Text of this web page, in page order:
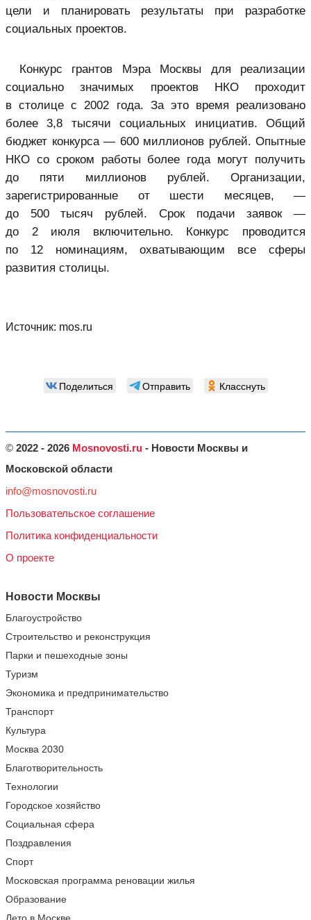
цели и планировать результаты при разработке
социальных проектов.
Конкурс грантов Мэра Москвы для реализации
социально значимых проектов НКО проходит
в столице с 2002 года. За это время реализовано
более 3,8 тысячи социальных инициатив. Общий
бюджет конкурса — 600 миллионов рублей. Опытные
НКО со сроком работы более года могут получить
до пяти миллионов рублей. Организации,
зарегистрированные от шести месяцев, —
до 500 тысяч рублей. Срок подачи заявок —
до 2 июля включительно. Конкурс проводится
по 12 номинациям, охватывающим все сферы
развития столицы.
Источник: mos.ru
Поделиться Отправить Класснуть
© 2022 - 2026 Mosnovosti.ru - Новости Москвы и
Московской области
info@mosnovosti.ru
Пользовательское соглашение
Политика конфиденциальности
О проекте
Новости Москвы
Благоустройство
Строительство и реконструкция
Парки и пешеходные зоны
Туризм
Экономика и предпринимательство
Транспорт
Культура
Москва 2030
Благотворительность
Технологии
Городское хозяйство
Социальная сфера
Поздравления
Спорт
Московская программа реновации жилья
Образование